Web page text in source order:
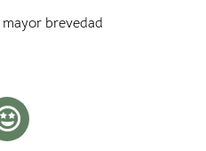
brevedad